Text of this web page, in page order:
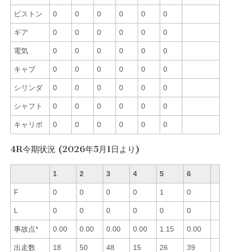
ピストン 0 0 0 0 0 0
ギア 0 0 0 0 0 0
電気 0 0 0 0 0 0
キャブ 0 0 0 0 0 0
シリンダ 0 0 0 0 0 0
シャフト 0 0 0 0 0 0
キャリボ 0 0 0 0 0 0
4R今期状況 (2026年5月1日より)
1 2 3 4 5 6
F 0 0 0 0 1 0
L 0 0 0 0 0 0
事故点* 0.00 0.00 0.00 0.00 1.15 0.00
出走数 18 50 48 15 26 39